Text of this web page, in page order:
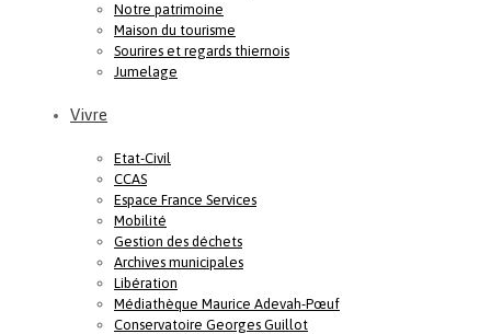
Notre patrimoine
Maison du tourisme
Sourires et regards thiernois
Jumelage
Vivre
Etat-Civil
CCAS
Espace France Services
Mobilité
Gestion des déchets
Archives municipales
Libération
Médiathèque Maurice Adevah-Pœuf
Conservatoire Georges Guillot